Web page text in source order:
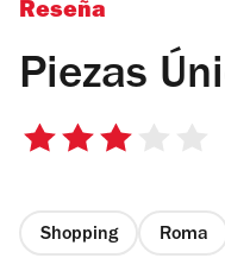
Reseña
Piezas
3
estrellas
Shopping Roma